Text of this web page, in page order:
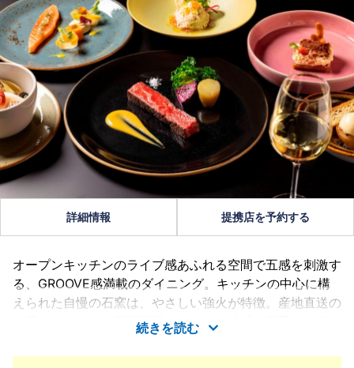
詳細情報 提携店を予約する
オープンキッチンのライブ感あふれる空間で五感を刺激す
る、GROOVE感満載のダイニング。キッチンの中心に構
えられた自慢の石窯は、やさしい強火が特徴。産地直送の
鮮度にこだわった三浦野菜をはじめ、地域の四季を大切に
関東周辺で生産された食材を取り入れ、石窯で旨味を閉じ
込めた料理をご堪能いただけます。
続きを読む